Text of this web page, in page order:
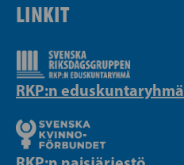
LINKIT
RKP:n eduskuntaryhmä